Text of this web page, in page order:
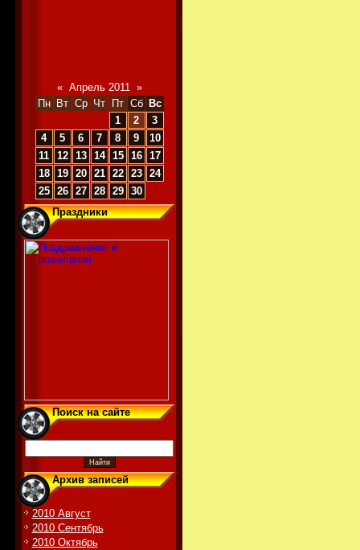
« Апрель 2011 »
Пн
Вт Ср Чт Пт Сб
Вс
1
2
3
4
5 6 7 8 9
10
11
12 13 14 15 16
17
18
19 20 21 22 23
24
25
26 27 28 29
30
Праздники
Поиск на сайте
Архив записей
2010 Август
2010 Сентябрь
2010 Октябрь